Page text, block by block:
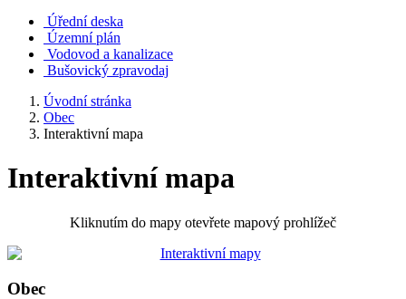
Úřední deska
Územní plán
Vodovod a kanalizace
Bušovický zpravodaj
Úvodní stránka
Obec
Interaktivní mapa
Interaktivní mapa
Kliknutím do mapy otevřete mapový prohlížeč
Obec